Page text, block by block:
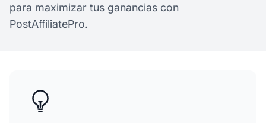
para maximizar tus ganancias con
PostAffiliatePro.